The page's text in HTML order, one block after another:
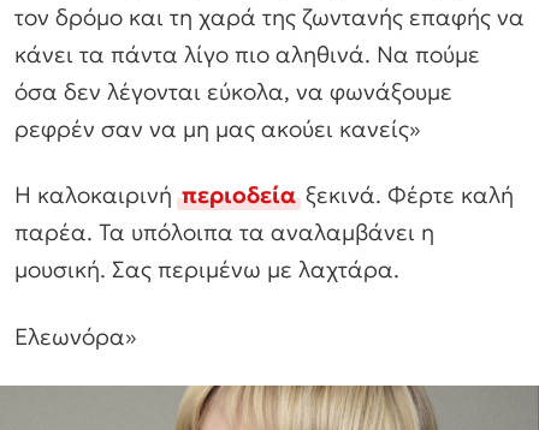
τον δρόμο και τη χαρά της ζωντανής επαφής να
κάνει τα πάντα λίγο πιο αληθινά. Να πούμε
όσα δεν λέγονται εύκολα, να φωνάξουμε
ρεφρέν σαν να μη μας ακούει κανείς»
Η καλοκαιρινήπεριοδείαξεκινά. Φέρτε καλή
παρέα. Τα υπόλοιπα τα αναλαμβάνει η
μουσική. Σας περιμένω με λαχτάρα.
Ελεωνόρα»